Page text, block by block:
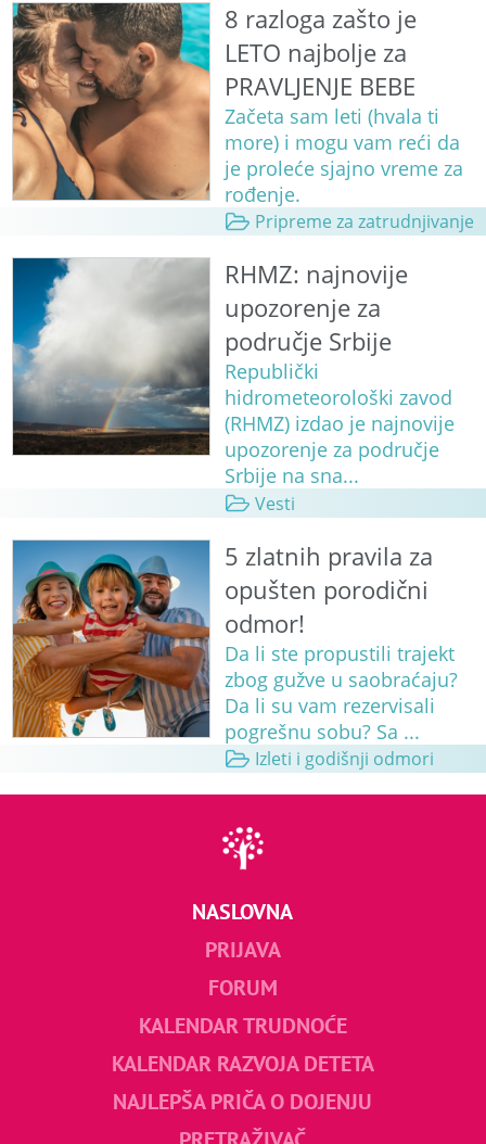
8 razloga zašto je
LETO najbolje za
PRAVLJENJE BEBE
Začeta sam leti (hvala ti
more) i mogu vam reći da
je proleće sjajno vreme za
rođenje.
Pripreme za zatrudnjivanje
RHMZ: najnovije
upozorenje za
područje Srbije
Republički
hidrometeorološki zavod
(RHMZ) izdao je najnovije
upozorenje za područje
Srbije na sna...
Vesti
5 zlatnih pravila za
opušten porodični
odmor!
Da li ste propustili trajekt
zbog gužve u saobraćaju?
Da li su vam rezervisali
pogrešnu sobu? Sa ...
Izleti i godišnji odmori
NASLOVNA
PRIJAVA
FORUM
KALENDAR TRUDNOĆE
KALENDAR RAZVOJA DETETA
NAJLEPŠA PRIČA O DOJENJU